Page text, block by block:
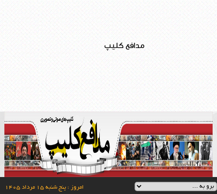
مدافع کلیپ
امروز : پنج شنبه ۱۵ مرداد ۱۴۰۵